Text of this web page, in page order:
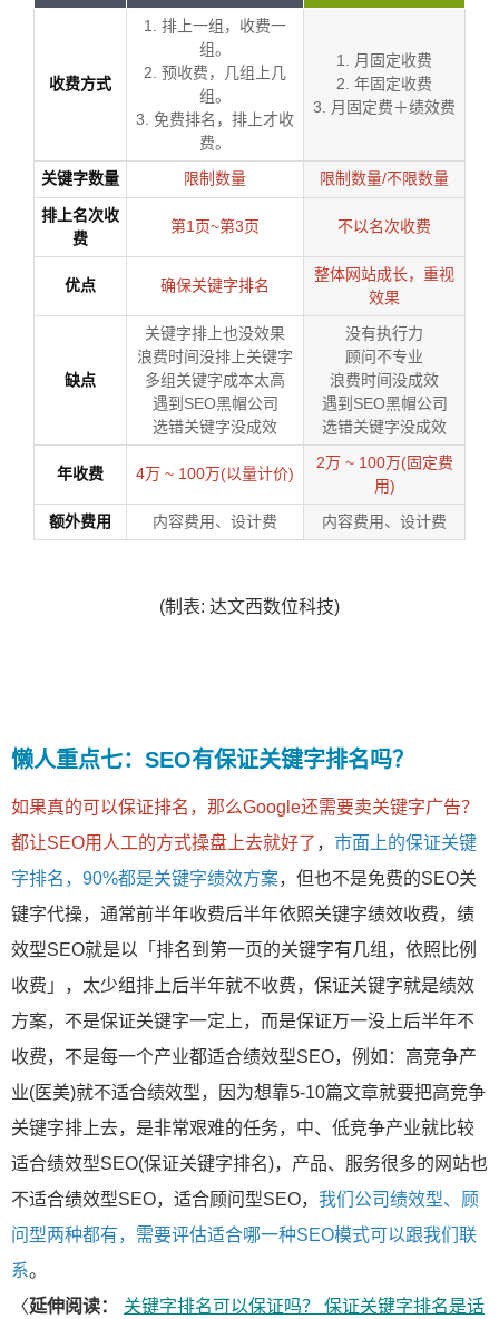
收费方式
1. 排上一组，收费一
组。
2. 预收费，几组上几
组。
3. 免费排名，排上才收
费。
1. 月固定收费
2. 年固定收费
3. 月固定费＋绩效费
关键字数量 限制数量 限制数量/不限数量
排上名次收
费
第1页~第3页 不以名次收费
优点 确保关键字排名
整体网站成长，重视
效果
缺点
关键字排上也没效果
浪费时间没排上关键字
多组关键字成本太高
遇到SEO黑帽公司
选错关键字没成效
没有执行力
顾问不专业
浪费时间没成效
遇到SEO黑帽公司
选错关键字没成效
年收费 4万 ~ 100万(以量计价)
2万 ~ 100万(固定费
用)
额外费用
内容费用、设计费 内容费用、设计费
(制表: 达文西数位科技)
懒人重点七：SEO有保证关键字排名吗？
如果真的可以保证排名，那么Google还需要卖关键字广告？
都让SEO用人工的方式操盘上去就好了 ， 市面上的保证关键
字排名，90%都是关键字绩效方案，但也不是免费的SEO关
键字代操，通常前半年收费后半年依照关键字绩效收费，绩
效型SEO就是以「排名到第一页的关键字有几组，依照比例
收费」，太少组排上后半年就不收费，保证关键字就是绩效
方案，不是保证关键字一定上，而是保证万一没上后半年不
收费，不是每一个产业都适合绩效型SEO，例如：高竞争产
业(医美)就不适合绩效型，因为想靠5-10篇文章就要把高竞争
关键字排上去，是非常艰难的任务，中、低竞争产业就比较
适合绩效型SEO(保证关键字排名)，产品、服务很多的网站也
不适合绩效型SEO，适合顾问型SEO， 我们公司绩效型、顾
问型两种都有，需要评估适合哪一种SEO模式可以跟我们联
系。
〈延伸阅读：
关键字排名可以保证吗？ 保证关键字排名是话